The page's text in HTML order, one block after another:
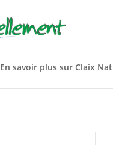
En savoir plus sur Claix Nat